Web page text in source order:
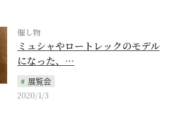
催し物
ミュシャやロートレックのモデル
になった、…
展覧会
2020/1/3